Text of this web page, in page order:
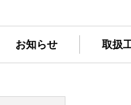
お知らせ 取扱